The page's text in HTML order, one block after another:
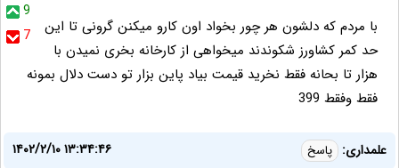
9
7
با مردم که دلشون هر چور بخواد اون کارو میکنن گرونی تا این
حد کمر کشاورز شکوندند میخواهی از کارخانه بخری نمیدن با
هزار تا بحانه فقط نخرید قیمت بیاد پاین بزار تو دست دلال بمونه
فقط وفقط 399
علمداری: پاسخ
۱۴۰۲/۲/۱۰ ۱۳:۳۴:۴۶